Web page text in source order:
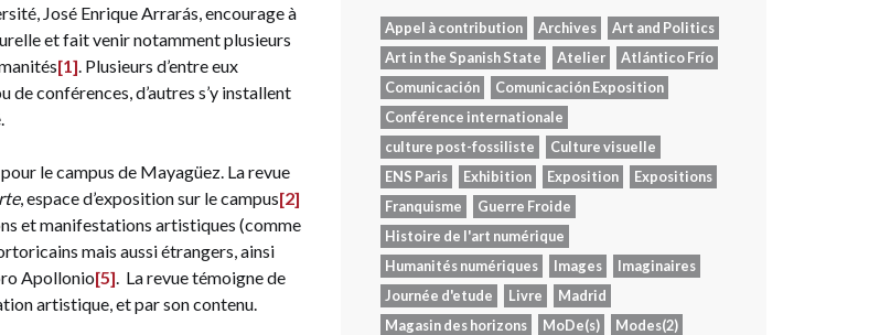
José Enrique Arrarás, encourage à
et fait venir notamment plusieurs
[1] . Plusieurs d’entre eux
conférences, d’autres s’y installent
le campus de Mayagüez. La revue
, espace d’exposition sur le campus[2]
et manifestations artistiques (comme
mais aussi étrangers, ainsi
Apollonio[5] . La revue témoigne de
artistique, et par son contenu.
Appel à contribution Archives
Art and Politics
Art in the Spanish State
Atelier
Atlántico Frío
Comunicación
Comunicación Exposition
Conférence internationale
culture post-fossiliste
Culture visuelle
ENS Paris
Exhibition Exposition
Expositions
Franquisme
Guerre Froide
Histoire de l'art numérique
Humanités numériques
Images
Imaginaires
Journée d'etude
Livre
Madrid
Magasin des horizons
MoDe(s)
Modes(2)